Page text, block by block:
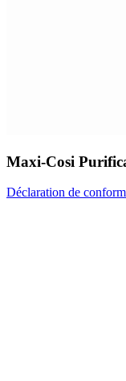
Maxi-Cosi
Déclaration de